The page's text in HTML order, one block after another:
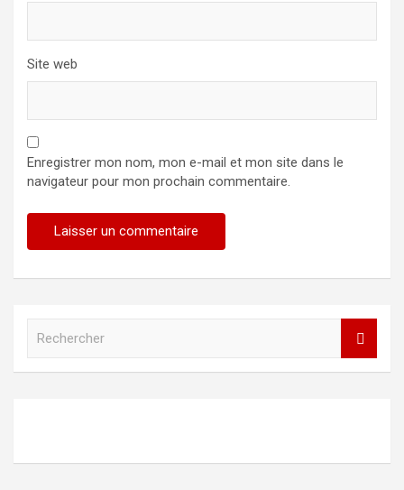
Site web
Enregistrer mon nom, mon e-mail et mon site dans le
navigateur pour mon prochain commentaire.
h